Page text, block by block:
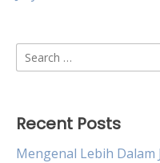
Search
for:
Recent Posts
Mengenal Lebih Dalam